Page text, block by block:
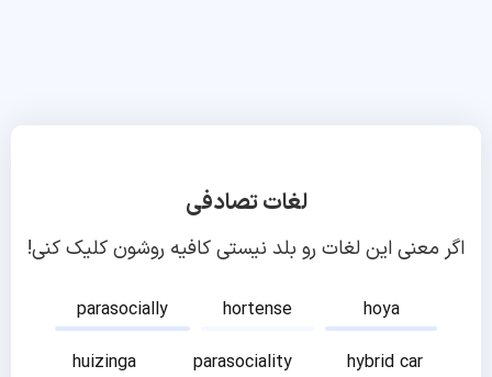
لغات تصادفی
اگر معنی این لغات رو بلد نیستی کافیه روشون کلیک کنی!
parasocially hortense
hoya
huizinga
parasociality
hybrid car